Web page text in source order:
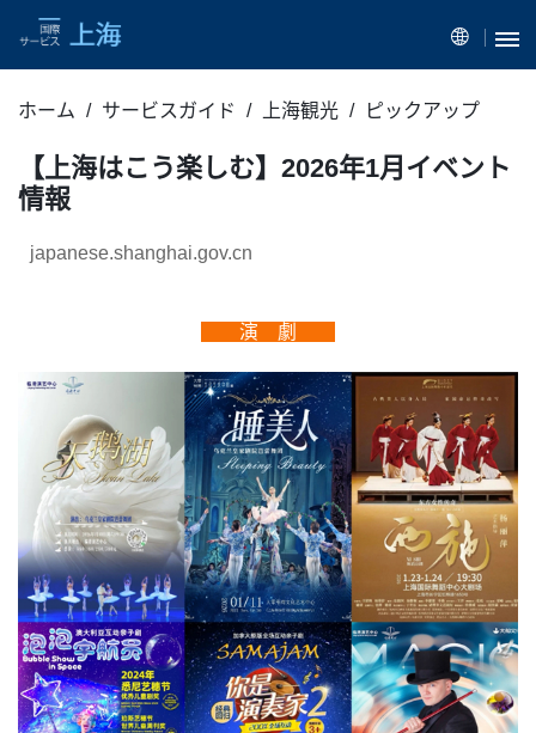
ホーム サービスガイド 上海観光 ピックアップ
【上海はこう楽しむ】2026年1月イベント
情報
japanese.shanghai.gov.cn
演 劇